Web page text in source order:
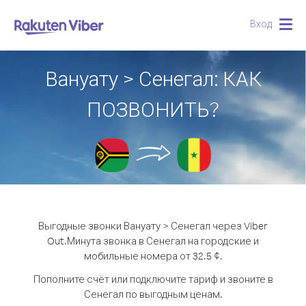
Вход
Вануату > Сенегал: КАК
ПОЗВОНИТЬ?
Выгодные звонки Вануату > Сенегал через Viber
Out.Минута звонка в Сенегал на городские и
мобильные номера от 32.5 ¢.
Пополните счёт или подключите тариф и звоните в
Сенегал по выгодным ценам.